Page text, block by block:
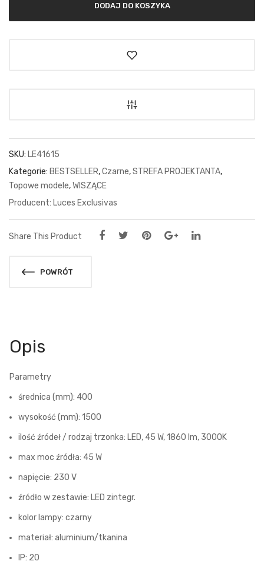
DODAJ DO KOSZYKA
SKU: LE41615
Kategorie: BESTSELLER,Czarne,STREFA PROJEKTANTA,
Topowe modele,WISZĄCE
Luces Exclusivas
Share This Product
POWRÓT
Opis
Parametry
średnica (mm): 400
wysokość (mm): 1500
ilość źródeł / rodzaj trzonka: LED, 45 W, 1860 lm, 3000K
max moc źródła: 45 W
napięcie: 230 V
źródło w zestawie: LED zintegr.
kolor lampy: czarny
materiał: aluminium/tkanina
IP: 20